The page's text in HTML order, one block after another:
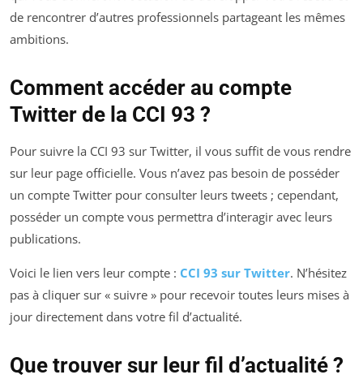
de rencontrer d’autres professionnels partageant les mêmes
ambitions.
Comment accéder au compte
Twitter de la CCI 93 ?
Pour suivre la CCI 93 sur Twitter, il vous suffit de vous rendre
sur leur page officielle. Vous n’avez pas besoin de posséder
un compte Twitter pour consulter leurs tweets ; cependant,
posséder un compte vous permettra d’interagir avec leurs
publications.
Voici le lien vers leur compte : CCI 93 sur Twitter. N’hésitez
pas à cliquer sur « suivre » pour recevoir toutes leurs mises à
jour directement dans votre fil d’actualité.
Que trouver sur leur fil d’actualité ?